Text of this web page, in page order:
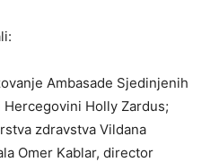
Ambasade Sjedinjenih
Holly Zardus;
zdravstva Vildana
Omer Kablar, director